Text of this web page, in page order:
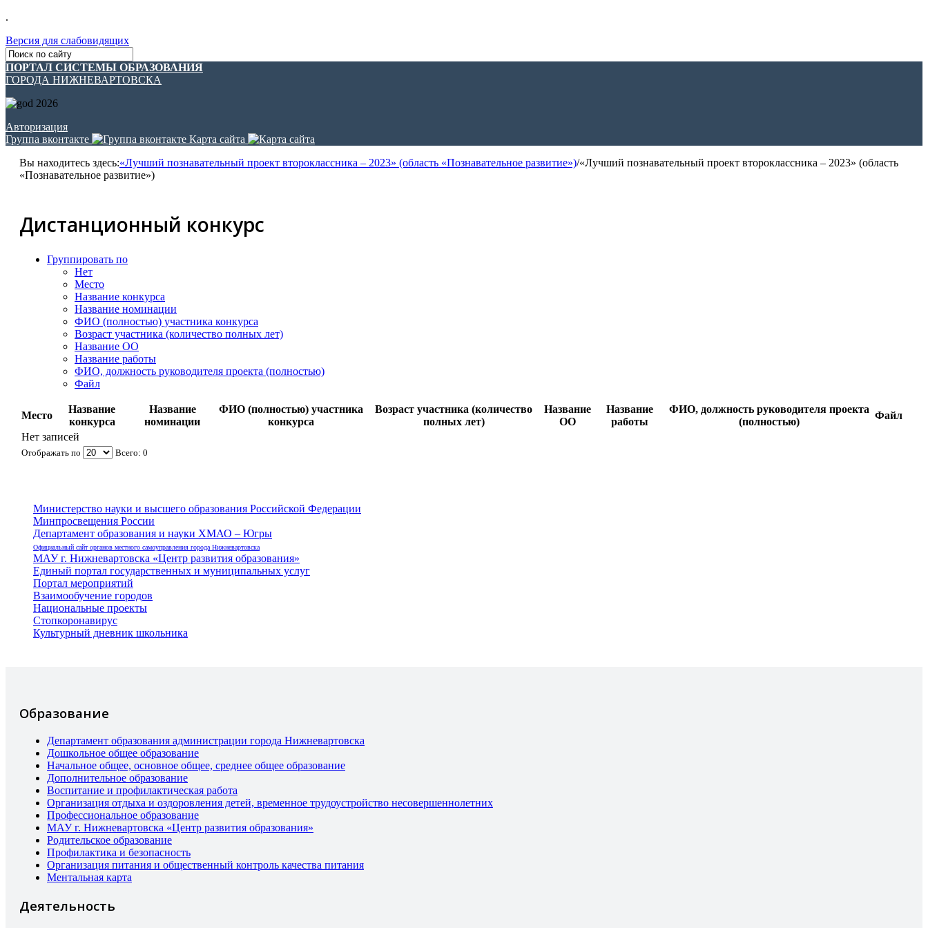
.
Версия для слабовидящих
ПОРТАЛ СИСТЕМЫ ОБРАЗОВАНИЯ
ГОРОДА НИЖНЕВАРТОВСКА
Авторизация
Группа вконтакте
Карта сайта
Вы находитесь здесь:«Лучший познавательный проект второклассника – 2023» (область «Познавательное развитие»)/«Лучший познавательный проект второклассника – 2023» (область
«Познавательное развитие»)
Дистанционный конкурс
Группировать по
Нет
Место
Название конкурса
Название номинации
ФИО (полностью) участника конкурса
Возраст участника (количество полных лет)
Название ОО
Название работы
ФИО, должность руководителя проекта (полностью)
Файл
Место
Название
конкурса
Название
номинации
ФИО (полностью) участника
конкурса
Возраст участника (количество
полных лет)
Название
ОО
Название
работы
ФИО, должность руководителя проекта
(полностью)
Файл
Отображать по Всего: 0
Нет записей
Министерство науки и высшего образования Российской Федерации
Минпросвещения России
Департамент образования и науки ХМАО – Югры
Официальный сайт органов местного самоуправления города Нижневартовска
МАУ г. Нижневартовска «Центр развития образования»
Единый портал государственных и муниципальных услуг
Портал мероприятий
Взаимообучение городов
Национальные проекты
Стопкоронавирус
Культурный дневник школьника
Образование
Департамент образования администрации города Нижневартовска
Дошкольное общее образование
Начальное общее, основное общее, среднее общее образование
Дополнительное образование
Воспитание и профилактическая работа
Организация отдыха и оздоровления детей, временное трудоустройство несовершеннолетних
Профессиональное образование
МАУ г. Нижневартовска «Центр развития образования»
Родительское образование
Профилактика и безопасность
Организация питания и общественный контроль качества питания
Ментальная карта
Деятельность